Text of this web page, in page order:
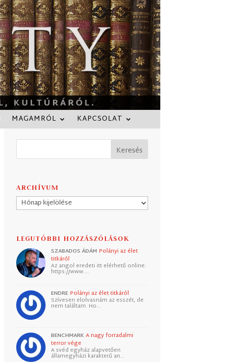
MAGAMRÓL KAPCSOLAT
ARCHÍVUM
Archívum
LEGUTÓBBI HOZZÁSZÓLÁSOK
SZABADOS ÁDÁM Polányi az élet
titkáról
Az angol eredeti itt elérhető online:
https://www.…
ENDRE Polányi az élet titkáról
Szívesen elolvasnám az esszét, de
nem találtam. Ho…
BENCHMARK A nagy forradalmi
terror vége
A svéd egyház alapvetően
államegyházi karakterű an…